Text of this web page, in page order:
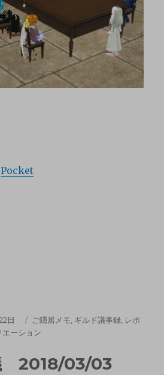
Pocket
日 ご隠居メモ, ギルド議事録, レポ
エーション
2018/03/03